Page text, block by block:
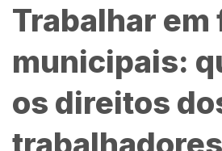
Trabalhar
municipais:
os direitos